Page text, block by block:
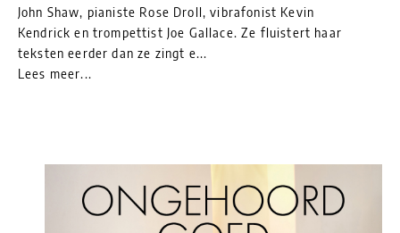
John Shaw, pianiste Rose Droll, vibrafonist Kevin
Kendrick en trompettist Joe Gallace. Ze fluistert haar
teksten eerder dan ze zingt e...
Lees meer...